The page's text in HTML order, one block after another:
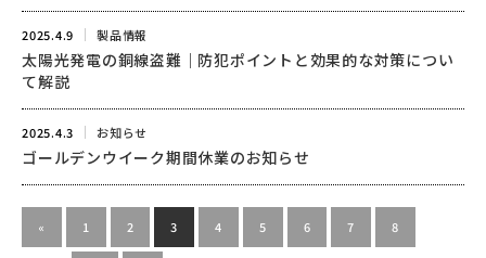
2025.4.9 製品情報
太陽光発電の銅線盗難｜防犯ポイントと効果的な対策につい
て解説
2025.4.3 お知らせ
ゴールデンウイーク期間休業のお知らせ
« 1 2 3 4 5 6 7 8